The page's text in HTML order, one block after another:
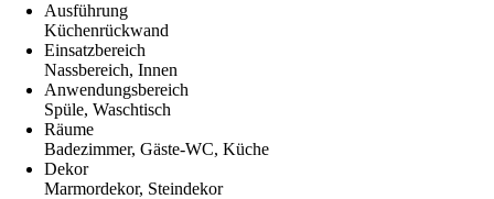
Ausführung
Küchenrückwand
Einsatzbereich
Nassbereich, Innen
Anwendungsbereich
Spüle, Waschtisch
Räume
Badezimmer, Gäste-WC, Küche
Dekor
Marmordekor, Steindekor